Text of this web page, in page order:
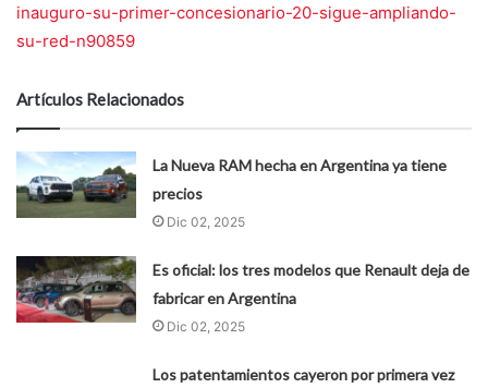
inauguro-su-primer-concesionario-20-sigue-ampliando-
su-red-n90859
Artículos Relacionados
La Nueva RAM hecha en Argentina ya tiene
precios
Dic 02, 2025
Es oficial: los tres modelos que Renault deja de
fabricar en Argentina
Dic 02, 2025
Los patentamientos cayeron por primera vez